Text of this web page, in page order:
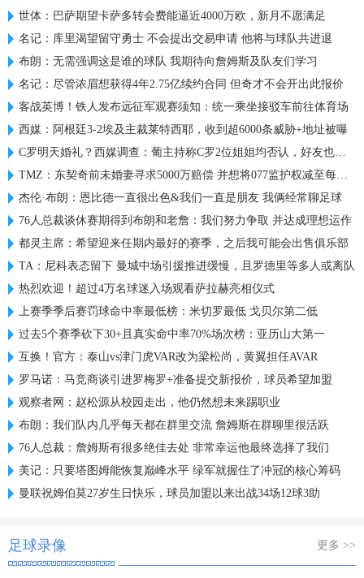
世体：巴萨期望卡萨多转会费能逼近4000万欧，新月不愿满足
名记：库里渴望留守勇士 不会提出交易申请 他将与球队共进退
布朗：无需强调这是谁的球队 我期待向詹姆斯及队友们学习
名记：尽管浓眉想获得4年2.75亿续约合同 但奇才不会开出此报价
客战英博！铁人发布远征军观赛须知：统一乘坐接驳车前往体育场
西媒：阿根廷3-2埃及主裁莱特西耶，收到超6000条威胁+地址被曝
C罗明天婚礼？西媒调查：葡主持称C罗2位姐姐均否认，好友也否认
TMZ：东契奇前未婚妻寻求5000万赔偿 并想将077监护权减至每周1天
杰伦·布朗：恩比德一直很出色&我们一直是朋友 我俩经常聊足球
76人总裁谈休赛期得到布朗和老詹：我们努力争取 并达成理想运作
都灵主席：希望迎来任期内最好的赛季，之后我可能会出售俱乐部
TA：尼科表态留下 曼城中场引援推进缓慢，且罗德里等多人或离队
热烈欢迎！超过4万名球迷入场观看萨拉赫亮相仪式
上赛季季后赛罚球命中率最低榜：米切罗最低 戈贝尔第二低
过去5个赛季砍下30+且真实命中率70%场次榜：亚历山大第一
互换！官方：泰山vs津门虎VAR改为梁松尚，黄翼担任AVAR
罗马诺：马竞商谈引进罗梅罗+准备提交新报价，球员希望加盟
观察者网：赵松源从校园走出，他仍然想未来踢职业
布朗：我们队内几乎每天都在群里交流 詹姆斯在群聊里很活跃
76人总裁：詹姆斯有很多绝佳去处 非常幸运他最终选择了我们
美记：只要塔图姆能恢复巅峰水平 绿军就握住了冲冠的核心筹码
曼联祝姆伯莫27岁生日快乐，球员加盟以来出战34场12球3助
足球录像 更多 >>